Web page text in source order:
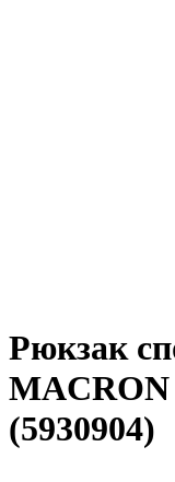
Рюкзак
(5930904)